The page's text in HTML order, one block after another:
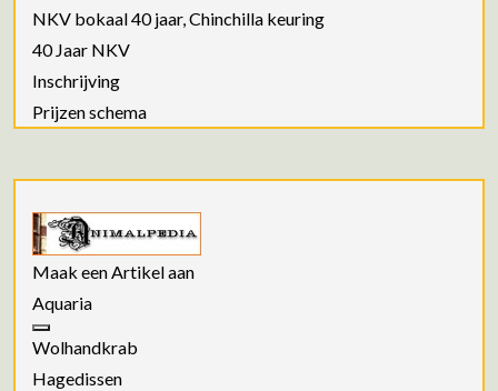
NKV bokaal 40 jaar, Chinchilla keuring
40 Jaar NKV
Inschrijving
Prijzen schema
Maak een Artikel aan
Aquaria
Wolhandkrab
Hagedissen